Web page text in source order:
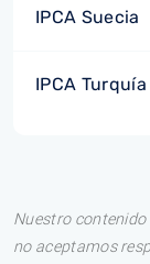
IPCA Suecia
IPCA Turquía
Nuestro contenido
no aceptamos